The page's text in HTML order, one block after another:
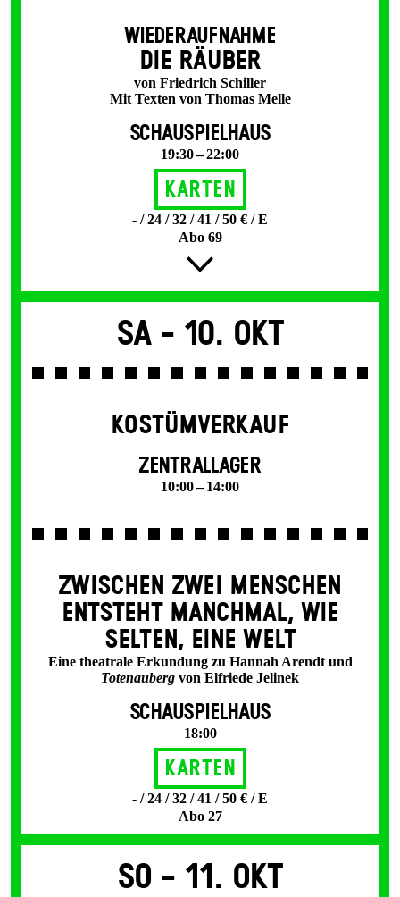
WIEDERAUFNAHME
DIE RÄUBER
von Friedrich Schiller
Mit Texten von Thomas Melle
SCHAUSPIELHAUS
19:30 – 22:00
Karten
- / 24 / 32 / 41 / 50 € / E
Abo 69
Sa - 10. Okt
KOSTÜMVERKAUF
ZENTRALLAGER
10:00 – 14:00
ZWISCHEN ZWEI MENSCHEN
ENT­STEHT MANCH­MAL, WIE
SELTEN, EINE WELT
Eine theatrale Erkundung zu Hannah Arendt und
Totenauberg von Elfriede Jelinek
SCHAUSPIELHAUS
18:00
Karten
- / 24 / 32 / 41 / 50 € / E
Abo 27
So - 11. Okt